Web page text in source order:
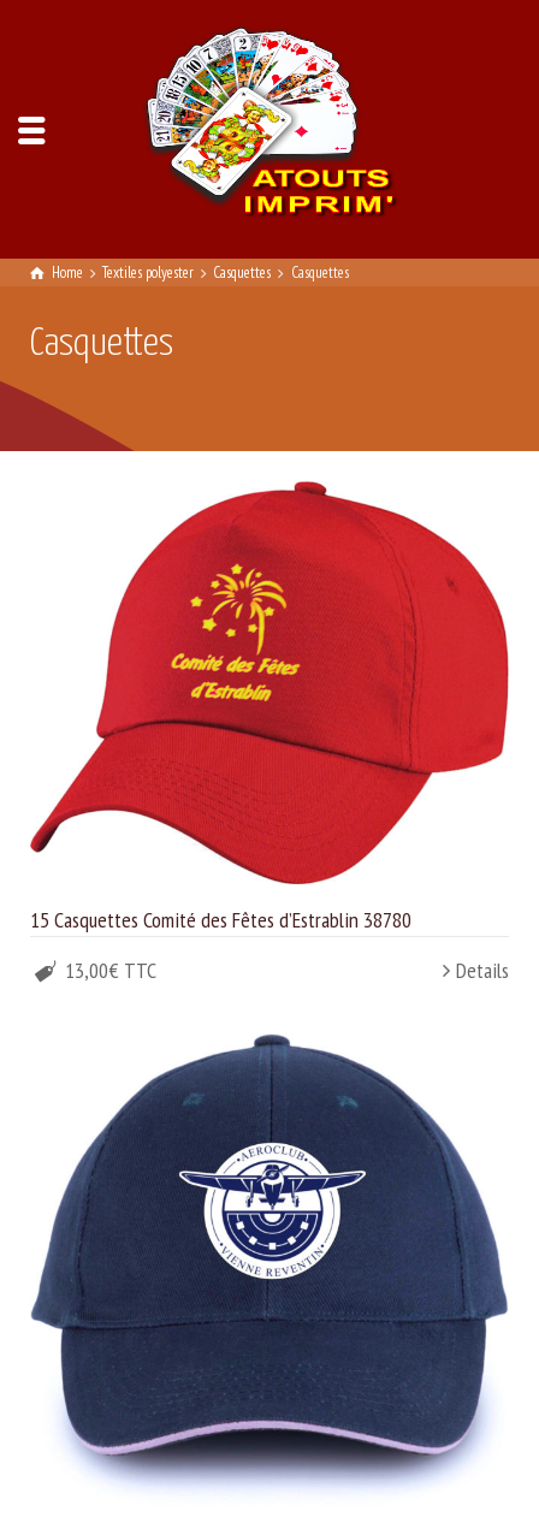
Home Textiles polyester Casquettes Casquettes
Casquettes
15 Casquettes Comité des Fêtes d’Estrablin 38780
13,00€ TTC
Details